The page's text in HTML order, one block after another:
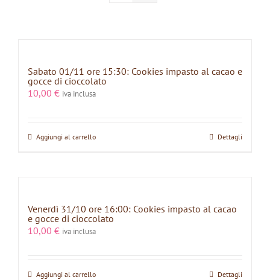
Sabato 01/11 ore 15:30: Cookies impasto al cacao e
gocce di cioccolato
10,00 € iva inclusa
Aggiungi al carrello Dettagli
Venerdì 31/10 ore 16:00: Cookies impasto al cacao
e gocce di cioccolato
10,00 € iva inclusa
Aggiungi al carrello Dettagli